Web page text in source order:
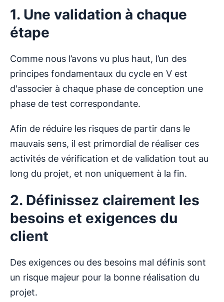
1. Une validation à chaque
étape
Comme nous l’avons vu plus haut, l’un des
principes fondamentaux du cycle en V est
d'associer à chaque phase de conception une
phase de test correspondante.
Afin de réduire les risques de partir dans le
mauvais sens, il est primordial de réaliser ces
activités de vérification et de validation tout au
long du projet, et non uniquement à la fin.
2. Définissez clairement les
besoins et exigences du
client
Des exigences ou des besoins mal définis sont
un risque majeur pour la bonne réalisation du
projet.